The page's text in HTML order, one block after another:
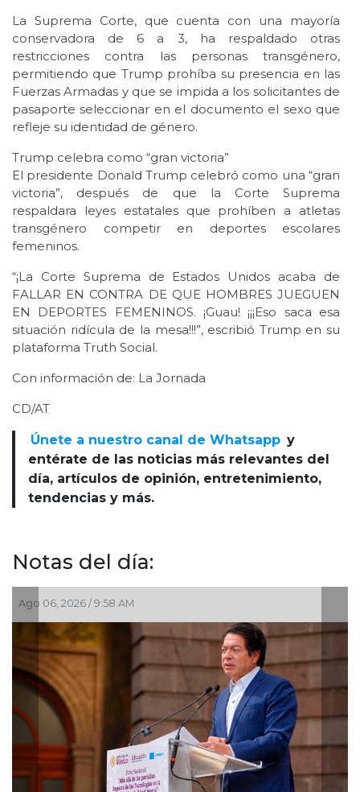
La Suprema Corte, que cuenta con una mayoría
conservadora de 6 a 3, ha respaldado otras
restricciones contra las personas transgénero,
permitiendo que Trump prohíba su presencia en las
Fuerzas Armadas y que se impida a los solicitantes de
pasaporte seleccionar en el documento el sexo que
refleje su identidad de género.
Trump celebra como “gran victoria”
El presidente Donald Trump celebró como una “gran
victoria”, después de que la Corte Suprema
respaldara leyes estatales que prohíben a atletas
transgénero competir en deportes escolares
femeninos.
“¡La Corte Suprema de Estados Unidos acaba de
FALLAR EN CONTRA DE QUE HOMBRES JUEGUEN
EN DEPORTES FEMENINOS. ¡Guau! ¡¡¡Eso saca esa
situación ridícula de la mesa!!!”, escribió Trump en su
plataforma Truth Social.
Con información de: La Jornada
CD/AT
Únete a nuestro canal de Whatsapp y
entérate de las noticias más relevantes del
día, artículos de opinión, entretenimiento,
tendencias y más.
Notas del día:
/ 9:58 AM